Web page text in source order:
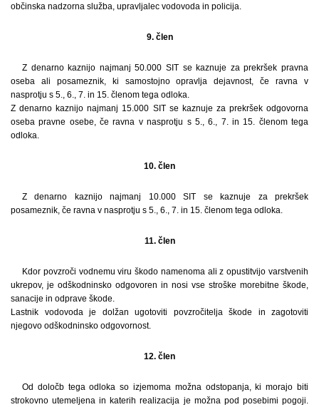
občinska nadzorna služba, upravljalec vodovoda in policija.
9. člen
Z denarno kaznijo najmanj 50.000 SIT se kaznuje za prekršek pravna
oseba ali posameznik, ki samostojno opravlja dejavnost, če ravna v
nasprotju s 5., 6., 7. in 15. členom tega odloka.
Z denarno kaznijo najmanj 15.000 SIT se kaznuje za prekršek odgovorna
oseba pravne osebe, če ravna v nasprotju s 5., 6., 7. in 15. členom tega
odloka.
10. člen
Z denarno kaznijo najmanj 10.000 SIT se kaznuje za prekršek
posameznik, če ravna v nasprotju s 5., 6., 7. in 15. členom tega odloka.
11. člen
Kdor povzroči vodnemu viru škodo namenoma ali z opustitvijo varstvenih
ukrepov, je odškodninsko odgovoren in nosi vse stroške morebitne škode,
sanacije in odprave škode.
Lastnik vodovoda je dolžan ugotoviti povzročitelja škode in zagotoviti
njegovo odškodninsko odgovornost.
12. člen
Od določb tega odloka so izjemoma možna odstopanja, ki morajo biti
strokovno utemeljena in katerih realizacija je možna pod posebimi pogoji.